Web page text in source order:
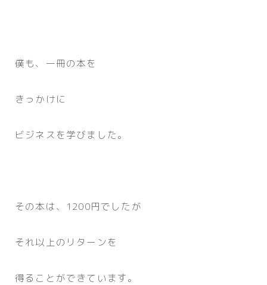
僕も、一冊の本を
きっかけに
ビジネスを学びました。
その本は、1200円でしたが
それ以上のリターンを
得ることができています。